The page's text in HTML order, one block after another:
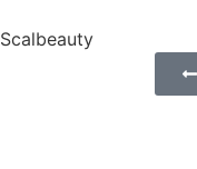
Scalbeauty